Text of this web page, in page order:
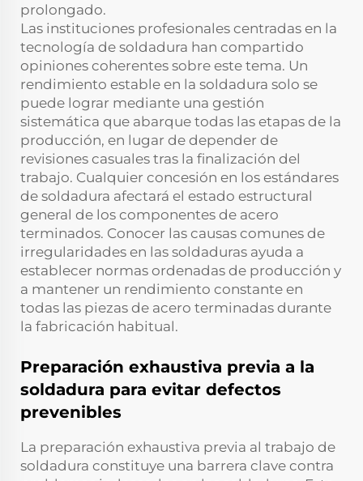
prolongado.
Las instituciones profesionales centradas en la
tecnología de soldadura han compartido
opiniones coherentes sobre este tema. Un
rendimiento estable en la soldadura solo se
puede lograr mediante una gestión
sistemática que abarque todas las etapas de la
producción, en lugar de depender de
revisiones casuales tras la finalización del
trabajo. Cualquier concesión en los estándares
de soldadura afectará el estado estructural
general de los componentes de acero
terminados. Conocer las causas comunes de
irregularidades en las soldaduras ayuda a
establecer normas ordenadas de producción y
a mantener un rendimiento constante en
todas las piezas de acero terminadas durante
la fabricación habitual.
Preparación exhaustiva previa a la
soldadura para evitar defectos
prevenibles
La preparación exhaustiva previa al trabajo de
soldadura constituye una barrera clave contra